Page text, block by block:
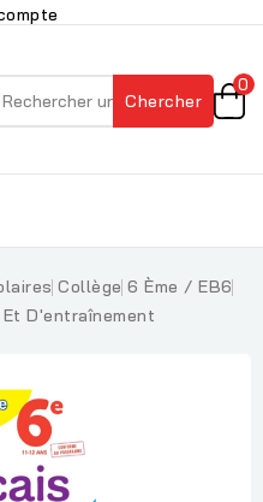
Chercher
0
Collège 6 Ème / EB6
D'entraînement